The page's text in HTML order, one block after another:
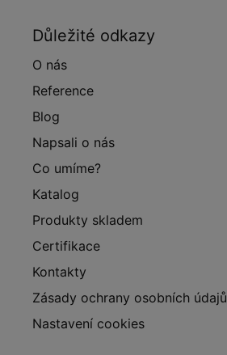
Důležité odkazy
O nás
Reference
Blog
Napsali o nás
Co umíme?
Katalog
Produkty skladem
Certifikace
Kontakty
Zásady ochrany osobních údajů
Nastavení cookies